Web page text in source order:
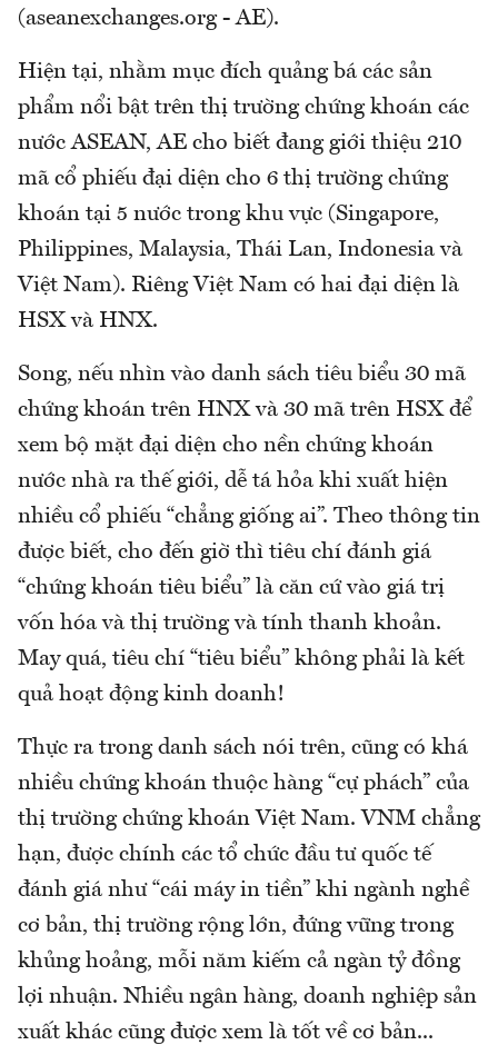
(aseanexchanges.org - AE).
Hiện tại, nhằm mục đích quảng bá các sản
phẩm nổi bật trên thị trường chứng khoán các
nước ASEAN, AE cho biết đang giới thiệu 210
mã cổ phiếu đại diện cho 6 thị trường chứng
khoán tại 5 nước trong khu vực (Singapore,
Philippines, Malaysia, Thái Lan, Indonesia và
Việt Nam). Riêng Việt Nam có hai đại diện là
HSX và HNX.
Song, nếu nhìn vào danh sách tiêu biểu 30 mã
chứng khoán trên HNX và 30 mã trên HSX để
xem bộ mặt đại diện cho nền chứng khoán
nước nhà ra thế giới, dễ tá hỏa khi xuất hiện
nhiều cổ phiếu “chẳng giống ai”. Theo thông tin
được biết, cho đến giờ thì tiêu chí đánh giá
“chứng khoán tiêu biểu” là căn cứ vào giá trị
vốn hóa và thị trường và tính thanh khoản.
May quá, tiêu chí “tiêu biểu” không phải là kết
quả hoạt động kinh doanh!
Thực ra trong danh sách nói trên, cũng có khá
nhiều chứng khoán thuộc hàng “cự phách” của
thị trường chứng khoán Việt Nam. VNM chẳng
hạn, được chính các tổ chức đầu tư quốc tế
đánh giá như “cái máy in tiền” khi ngành nghề
cơ bản, thị trường rộng lớn, đứng vững trong
khủng hoảng, mỗi năm kiếm cả ngàn tỷ đồng
lợi nhuận. Nhiều ngân hàng, doanh nghiệp sản
xuất khác cũng được xem là tốt về cơ bản...